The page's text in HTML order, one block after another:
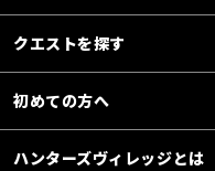
クエストを探す
初めての方へ
ハンターズヴィレッジとは